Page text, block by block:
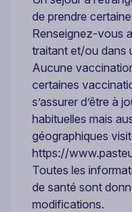
de prendre
Renseignez-vous
traitant et/ou dans
Aucune
certaines
s’assurer d’être à
habituelles mais
géographiques
https://
Toutes les
de santé sont
modifications.